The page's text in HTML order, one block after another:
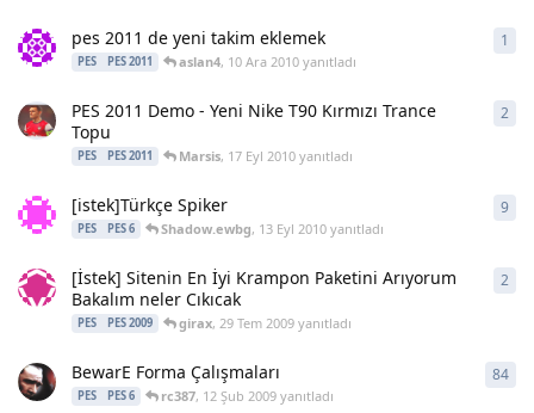
pes 2011 de yeni takim eklemek
PES PES 2011 aslan4, 10 Ara 2010yanıtladı
1
PES 2011 Demo - Yeni Nike T90 Kırmızı Trance
Topu
PES PES 2011 Marsis, 17 Eyl 2010yanıtladı
2
[istek]Türkçe Spiker
PES PES 6 Shadow.ewbg, 13 Eyl 2010yanıtladı
9
[İstek] Sitenin En İyi Krampon Paketini Arıyorum
Bakalım neler Cıkıcak
PES PES 2009 girax, 29 Tem 2009yanıtladı
2
BewarE Forma Çalışmaları
PES PES 6 rc387, 12 Şub 2009yanıtladı
84